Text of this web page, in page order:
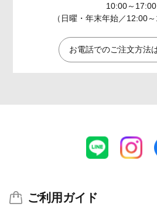
10:00～17:00
（日曜・年末年始／12:00
お電話でのご注文方法
ご利用ガイド